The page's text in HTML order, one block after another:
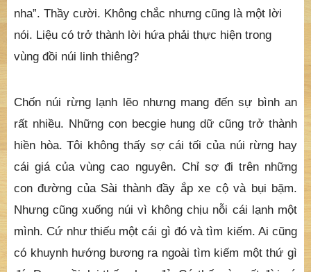
nha”. Thầy cười. Không chắc nhưng cũng là một lời
nói. Liệu có trở thành lời hứa phải thực hiện trong
vùng đồi núi linh thiêng?
Chốn núi rừng lạnh lẽo nhưng mang đến sự bình an
rất nhiều. Những con becgie hung dữ cũng trở thành
hiền hòa. Tôi không thấy sợ cái tối của núi rừng hay
cái giá của vùng cao nguyên. Chỉ sợ đi trên những
con đường của Sài thành đầy ắp xe cộ và bụi bặm.
Nhưng cũng xuống núi vì không chịu nỗi cái lạnh một
mình. Cứ như thiếu một cái gì đó và tìm kiếm. Ai cũng
có khuynh hướng bương ra ngoài tìm kiếm một thứ gì